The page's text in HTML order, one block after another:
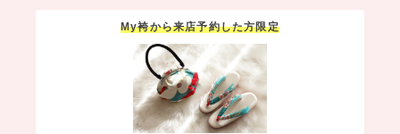
My袴から来店予約した方限定